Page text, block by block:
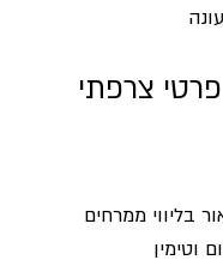
צרפתי
בליווי ממרחים
וטימין